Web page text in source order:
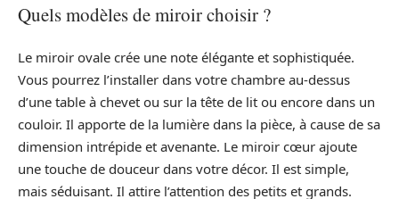
Quels modèles de miroir choisir ?
Le miroir ovale crée une note élégante et sophistiquée.
Vous pourrez l’installer dans votre chambre au-dessus
d’une table à chevet ou sur la tête de lit ou encore dans un
couloir. Il apporte de la lumière dans la pièce, à cause de sa
dimension intrépide et avenante. Le miroir cœur ajoute
une touche de douceur dans votre décor. Il est simple,
mais séduisant. Il attire l’attention des petits et grands.